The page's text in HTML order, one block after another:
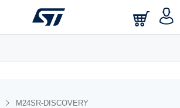
M24SR-DISCOVERY